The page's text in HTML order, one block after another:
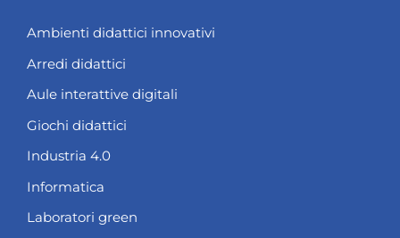
Ambienti didattici innovativi
Arredi didattici
Aule interattive digitali
Giochi didattici
Industria 4.0
Informatica
Laboratori green